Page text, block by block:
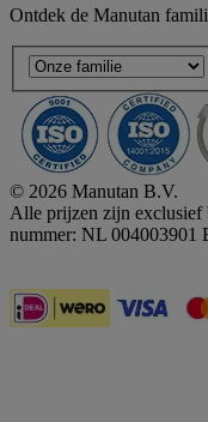
Ontdek de Manutan
© 2026 Manutan B.V.
Alle prijzen zijn
nummer: NL